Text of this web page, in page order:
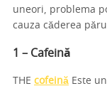
uneori, problema
cauza căderea
1 – Cafeină
THE cofeină Este